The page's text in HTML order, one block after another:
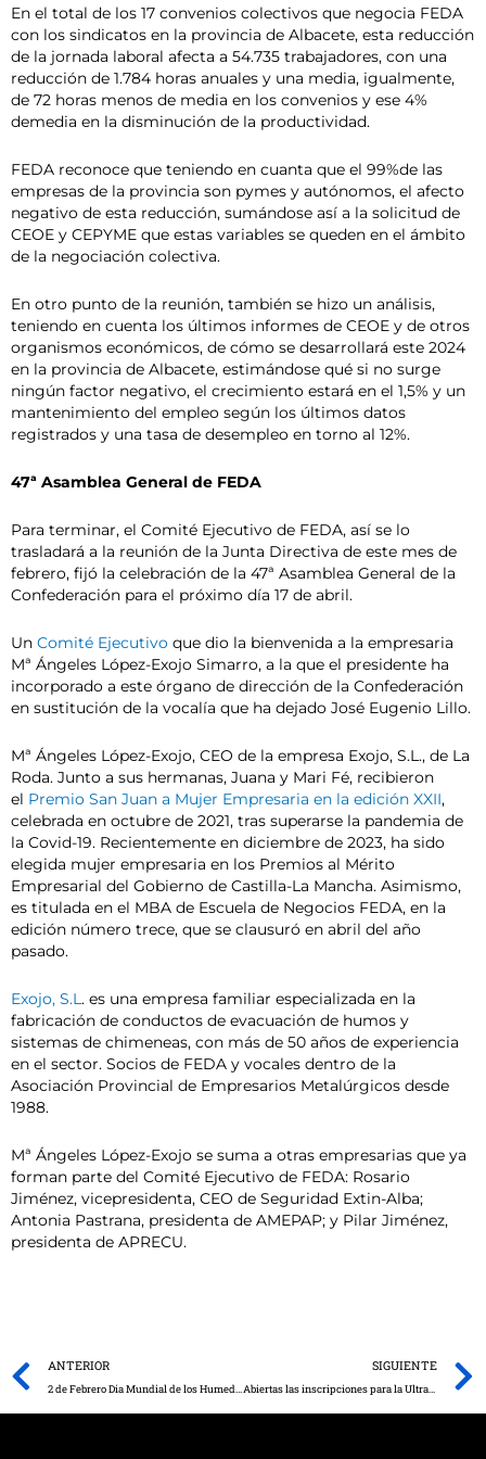
En el total de los 17 convenios colectivos que negocia FEDA
con los sindicatos en la provincia de Albacete, esta reducción
de la jornada laboral afecta a 54.735 trabajadores, con una
reducción de 1.784 horas anuales y una media, igualmente,
de 72 horas menos de media en los convenios y ese 4%
demedia en la disminución de la productividad.
FEDA reconoce que teniendo en cuanta que el 99%de las
empresas de la provincia son pymes y autónomos, el afecto
negativo de esta reducción, sumándose así a la solicitud de
CEOE y CEPYME que estas variables se queden en el ámbito
de la negociación colectiva.
En otro punto de la reunión, también se hizo un análisis,
teniendo en cuenta los últimos informes de CEOE y de otros
organismos económicos, de cómo se desarrollará este 2024
en la provincia de Albacete, estimándose qué si no surge
ningún factor negativo, el crecimiento estará en el 1,5% y un
mantenimiento del empleo según los últimos datos
registrados y una tasa de desempleo en torno al 12%.
47ª Asamblea General de FEDA
Para terminar, el Comité Ejecutivo de FEDA, así se lo
trasladará a la reunión de la Junta Directiva de este mes de
febrero, fijó la celebración de la 47ª Asamblea General de la
Confederación para el próximo día 17 de abril.
Un Comité Ejecutivo que dio la bienvenida a la empresaria
Mª Ángeles López-Exojo Simarro, a la que el presidente ha
incorporado a este órgano de dirección de la Confederación
en sustitución de la vocalía que ha dejado José Eugenio Lillo.
Mª Ángeles López-Exojo, CEO de la empresa Exojo, S.L., de La
Roda. Junto a sus hermanas, Juana y Mari Fé, recibieron
el Premio San Juan a Mujer Empresaria en la edición XXII,
celebrada en octubre de 2021, tras superarse la pandemia de
la Covid-19. Recientemente en diciembre de 2023, ha sido
elegida mujer empresaria en los Premios al Mérito
Empresarial del Gobierno de Castilla-La Mancha. Asimismo,
es titulada en el MBA de Escuela de Negocios FEDA, en la
edición número trece, que se clausuró en abril del año
pasado.
Exojo, S.L . es una empresa familiar especializada en la
fabricación de conductos de evacuación de humos y
sistemas de chimeneas, con más de 50 años de experiencia
en el sector. Socios de FEDA y vocales dentro de la
Asociación Provincial de Empresarios Metalúrgicos desde
1988.
Mª Ángeles López-Exojo se suma a otras empresarias que ya
forman parte del Comité Ejecutivo de FEDA: Rosario
Jiménez, vicepresidenta, CEO de Seguridad Extin-Alba;
Antonia Pastrana, presidenta de AMEPAP; y Pilar Jiménez,
presidenta de APRECU.
Prev
ANTERIOR
2 de Febrero Dia Mundial de los Humedales
SIGUIENTE
Abiertas las inscripciones para la Ultramaratón de BTT Gigante Lagunas de Ruidera